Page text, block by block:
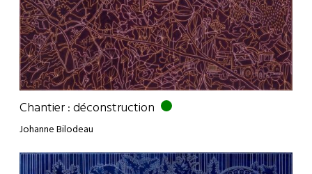
Chantier : déconstruction
Johanne Bilodeau